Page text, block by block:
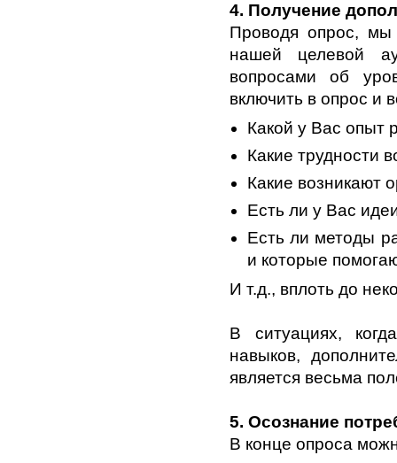
4. Получение
Проводя опрос,
нашей целевой
вопросами об
включить в опрос и
Какой у Вас опыт
Какие трудности
Какие возникают
Есть ли у Вас
Есть ли методы
и которые
И т.д., вплоть до
В ситуациях,
навыков,
является весьма
5. Осознание
В конце опроса